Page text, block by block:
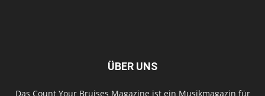
ÜBER UNS
Das Count Your Bruises Magazine ist ein Musikmagazin für